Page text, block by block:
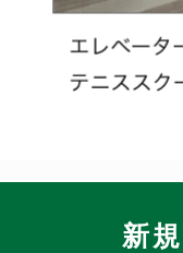
新